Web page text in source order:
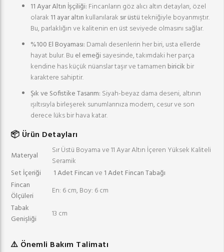
11 Ayar Altın İşçiliği: Fincanların göz alıcı altın detayları, özel
olarak 11 ayar altın kullanılarak sır üstütekniğiyle boyanmıştır.
Bu, parlaklığın ve kalitenin en üst seviyede olmasını sağlar.
%100 El Boyaması: Damalı desenlerin her biri, usta ellerde
hayat bulur. Bu el emeği sayesinde, takımdaki her parça
kendine has küçük nüanslar taşır ve tamamen biricik bir
karaktere sahiptir.
Şık ve Sofistike Tasarım: Siyah-beyaz dama deseni, altının
ışıltısıyla birleşerek sunumlarınıza modern, cesur ve son
derece lüks bir hava katar.
📦 Ürün Detayları
Materyal
Sır Üstü Boyama ve 11 Ayar Altın İçeren Yüksek Kaliteli
Seramik
Set İçeriği
1 Adet Fincanve 1 Adet Fincan Tabağı
Fincan
Ölçüleri
En: 6 cm, Boy: 6 cm
Tabak
Genişliği
13 cm
⚠️ Önemli Bakım Talimatı